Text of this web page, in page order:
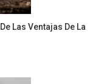
Las Ventajas De La